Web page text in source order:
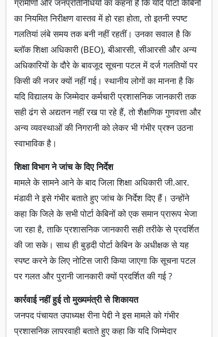
ग्रामीणों और जनप्रतिनिधियों का कहना है कि यदि पोर्टा केबिनों
का नियमित निरीक्षण वास्तव में हो रहा होता, तो इतनी स्पष्ट
गलतियां लंबे समय तक बनी नहीं रहतीं। उनका सवाल है कि
ब्लॉक शिक्षा अधिकारी (BEO), बीआरसी, सीआरसी और अन्य
अधिकारियों के दौरे के बावजूद सूचना पटल में दर्ज गलतियों पर
किसी की नजर क्यों नहीं गई। स्थानीय लोगों का मानना है कि
यदि विद्यालय के जिम्मेदार कर्मचारी प्रशासनिक जानकारी तक
सही ढंग से अद्यतन नहीं रख पा रहे हैं, तो शैक्षणिक गुणवत्ता और
अन्य व्यवस्थाओं की निगरानी को लेकर भी गंभीर प्रश्न उठना
स्वाभाविक है।
शिक्षा विभाग ने जांच के दिए निर्देश
मामले के सामने आने के बाद जिला शिक्षा अधिकारी जी.आर.
मंडावी ने इसे गंभीर बताते हुए जांच के निर्देश दिए हैं। उन्होंने
कहा कि जिले के सभी पोर्टा केबिनों को एक समान प्रारूप भेजा
जा रहा है, ताकि प्रशासनिक जानकारी सही तरीके से प्रदर्शित
की जा सके। साथ ही बुड़दी पोर्टा केबिन के अधीक्षक से यह
स्पष्ट करने के लिए नोटिस जारी किया जाएगा कि सूचना पटल
पर गलत और पुरानी जानकारी क्यों प्रदर्शित की गई ?
कार्रवाई नहीं हुई तो मुख्यमंत्री से शिकायत
जनपद पंचायत उपाध्यक्ष रीना पेद्दी ने इस मामले को गंभीर
प्रशासनिक लापरवाही बताते हुए कहा कि यदि जिम्मेदार